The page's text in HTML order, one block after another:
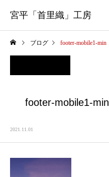
宮平「首里織」工房
ブログ footer-mobile1-min
footer-mobile1-min
2021.11.01